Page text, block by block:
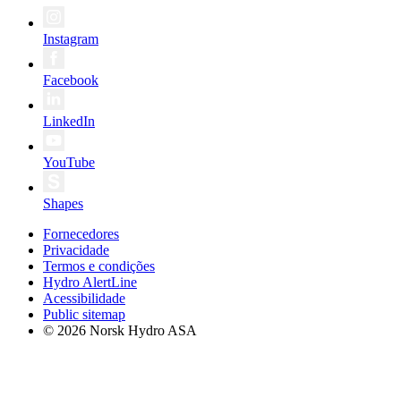
Instagram
Facebook
LinkedIn
YouTube
Shapes
Fornecedores
Privacidade
Termos e condições
Hydro AlertLine
Acessibilidade
Public sitemap
© 2026 Norsk Hydro ASA